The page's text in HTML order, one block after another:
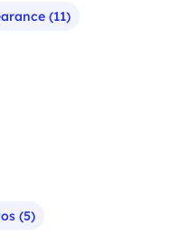
(11)
(5)